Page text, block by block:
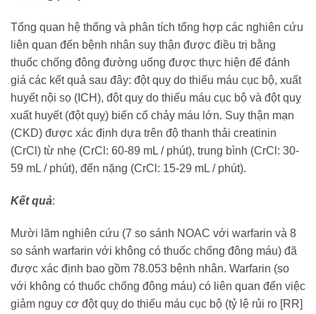
Tổng quan hệ thống và phân tích tổng hợp các nghiên cứu
liên quan đến bệnh nhân suy thận được điều trị bằng
thuốc chống đông đường uống được thực hiện để đánh
giá các kết quả sau đây: đột quỵ do thiếu máu cục bộ, xuất
huyết nội sọ (ICH), đột quỵ do thiếu máu cục bộ và đột quỵ
xuất huyết (đột quỵ) biến cố chảy máu lớn. Suy thận mạn
(CKD) được xác định dựa trên độ thanh thải creatinin
(CrCl) từ nhẹ (CrCl: 60-89 mL / phút), trung bình (CrCl: 30-
59 mL / phút), đến nặng (CrCl: 15-29 mL / phút).
Kết quả:
Mười lăm nghiên cứu (7 so sánh NOAC với warfarin và 8
so sánh warfarin với không có thuốc chống đông máu) đã
được xác định bao gồm 78.053 bệnh nhân. Warfarin (so
với không có thuốc chống đông máu) có liên quan đến việc
giảm nguy cơ đột quỵ do thiếu máu cục bộ (tỷ lệ rủi ro [RR]